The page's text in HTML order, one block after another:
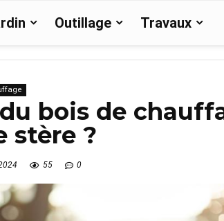
Outillage Travaux
bois de
stère ?
55 0